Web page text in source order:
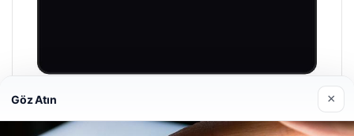
Prenses Night Club
29/04/2026
Göz Atın ×